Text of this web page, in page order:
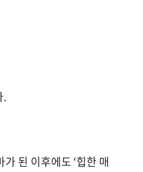
.
된 이후에도 ‘힙한 매